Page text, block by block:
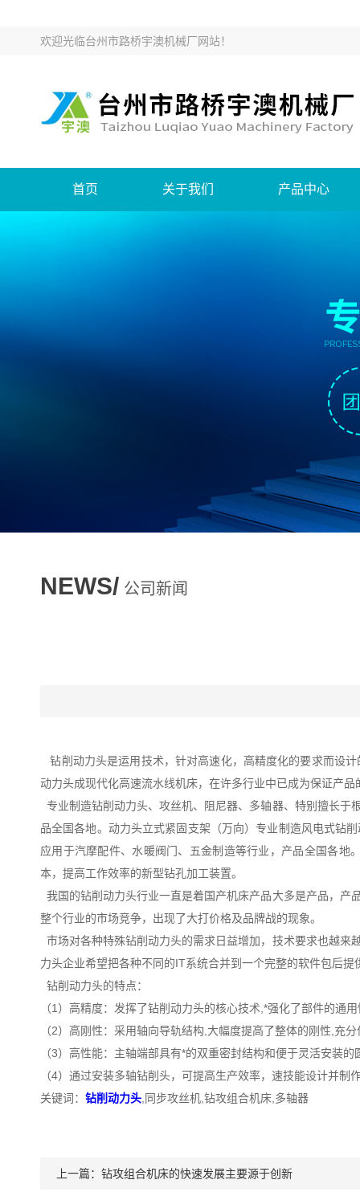
欢迎光临台州市路桥宇澳机械厂网站！
首页 关于我们 产品中心
NEWS/ 公司新闻
钻削动力头是运用技术，针对高速化，高精度化的要求而设
动力头成现代化高速流水线机床，在许多行业中已成为保证产
专业制造钻削动力头、攻丝机、阻尼器、多轴器、特别擅长
品全国各地。动力头立式紧固支架（万向）专业制造风电式钻
应用于汽摩配件、水暖阀门、五金制造等行业，产品全国各
本，提高工作效率的新型钻孔加工装置。
我国的钻削动力头行业一直是着国产机床产品大多是产品，
整个行业的市场竞争，出现了大打价格及品牌战的现象。
市场对各种特殊钻削动力头的需求日益增加，技术要求也越
力头企业希望把各种不同的IT系统合并到一个完整的软件包后
钻削动力头的特点：
（1）高精度：发挥了钻削动力头的核心技术,*强化了部件的通
（2）高刚性：采用轴向导轨结构,大幅度提高了整体的刚性,充
（3）高性能：主轴端部具有*的双重密封结构和便于灵活安装
（4）通过安装多轴钻削头，可提高生产效率，速技能设计并
关键词： 钻削动力头 ,同步攻丝机,钻攻组合机床,多轴器
上一篇： 钻攻组合机床的快速发展主要源于创新